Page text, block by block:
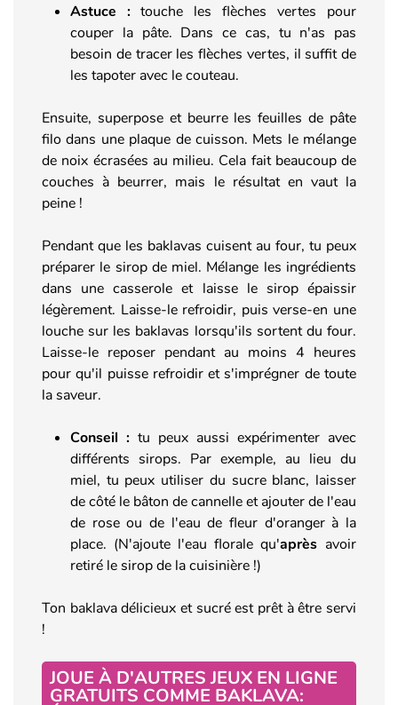
Astuce : touche les flèches vertes pour
couper la pâte. Dans ce cas, tu n'as pas
besoin de tracer les flèches vertes, il suffit de
les tapoter avec le couteau.
Ensuite, superpose et beurre les feuilles de pâte
filo dans une plaque de cuisson. Mets le mélange
de noix écrasées au milieu. Cela fait beaucoup de
couches à beurrer, mais le résultat en vaut la
peine !
Pendant que les baklavas cuisent au four, tu peux
préparer le sirop de miel. Mélange les ingrédients
dans une casserole et laisse le sirop épaissir
légèrement. Laisse-le refroidir, puis verse-en une
louche sur les baklavas lorsqu'ils sortent du four.
Laisse-le reposer pendant au moins 4 heures
pour qu'il puisse refroidir et s'imprégner de toute
la saveur.
Conseil : tu peux aussi expérimenter avec
différents sirops. Par exemple, au lieu du
miel, tu peux utiliser du sucre blanc, laisser
de côté le bâton de cannelle et ajouter de l'eau
de rose ou de l'eau de fleur d'oranger à la
place. (N'ajoute l'eau florale qu'après avoir
retiré le sirop de la cuisinière !)
Ton baklava délicieux et sucré est prêt à être servi
!
JOUE À D'AUTRES JEUX EN LIGNE
GRATUITS COMME BAKLAVA: